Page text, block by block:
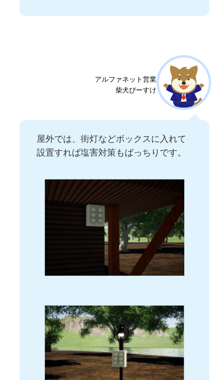
アルファネット営業
柴犬ぴーすけ
屋外では、街灯などボックスに入れて
設置すれば塩害対策もばっちりです。